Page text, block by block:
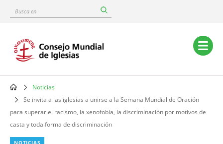
content
Busca
Main
navigation
Breadcrumb
Noticias
Se invita a las iglesias a unirse a la Semana Mundial de Oración
para superar el racismo, la xenofobia, la discriminación por motivos de
casta y toda forma de discriminación
NOTICIAS